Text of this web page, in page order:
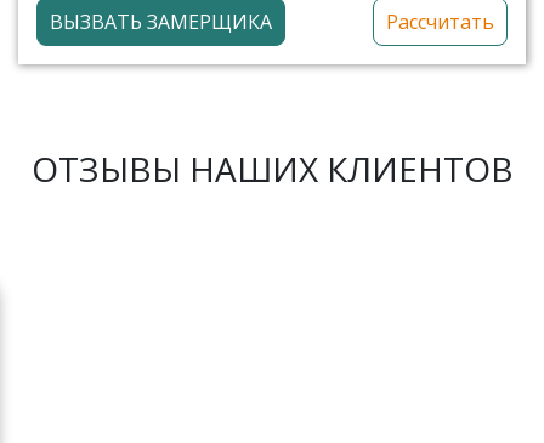
ВЫЗВАТЬ ЗАМЕРЩИКА Рассчитать
ОТЗЫВЫ НАШИХ КЛИЕНТОВ